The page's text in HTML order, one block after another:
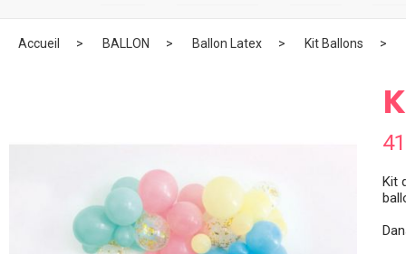
Accueil BALLON Ballon Latex Kit Ballons
Kit